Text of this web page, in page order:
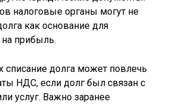
налоговые органы могут не
как основание для
прибыль.
списание долга может повлечь
НДС, если долг был связан с
услуг. Важно заранее